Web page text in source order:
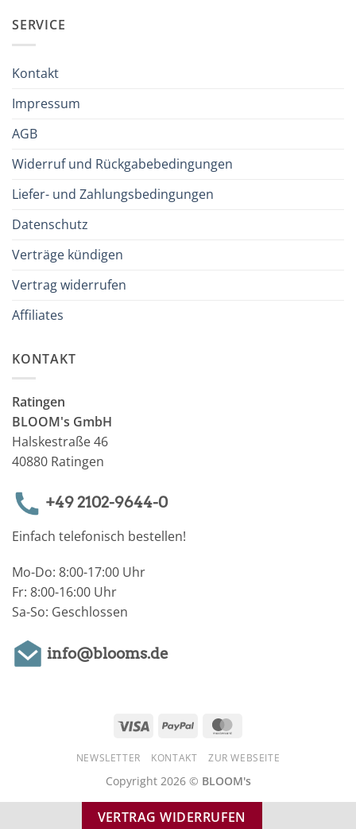
SERVICE
Kontakt
Impressum
AGB
Widerruf und Rückgabebedingungen
Liefer- und Zahlungsbedingungen
Datenschutz
Verträge kündigen
Vertrag widerrufen
Affiliates
KONTAKT
Ratingen
BLOOM's GmbH
Halskestraße 46
40880 Ratingen
+49 2102-9644-0
Einfach telefonisch bestellen!
Mo-Do: 8:00-17:00 Uhr
Fr: 8:00-16:00 Uhr
Sa-So: Geschlossen
info@blooms.de
Visa PayPal
NEWSLETTER KONTAKT ZUR WEBSEITE
Copyright 2026 © BLOOM's
VERTRAG WIDERRUFEN